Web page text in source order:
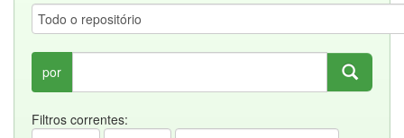
por
Filtros correntes: